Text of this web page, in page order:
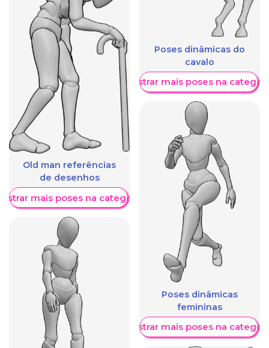
Old man referências
de desenhos
mais poses na categoria
Poses dinâmicas do
cavalo
Mostrar mais poses na
Poses dinâmicas
femininas
Mostrar mais poses na